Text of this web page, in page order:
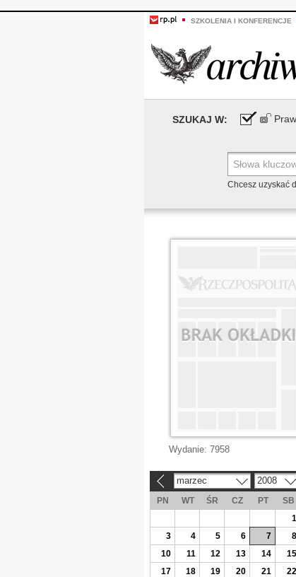
SZKOLENIA I KONFERENCJE
SZUKAJ W:
Chcesz uzyskać
Wydanie: 7958
marzec 2008
PN WT ŚR CZ PT SB
1
3
4 5 6 7 8
10
11 12 13 14 15
17
18 19 20 21 22